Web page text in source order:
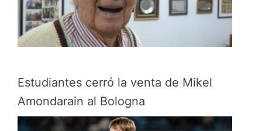
Estudiantes cerró la venta de Mikel
Amondarain al Bologna